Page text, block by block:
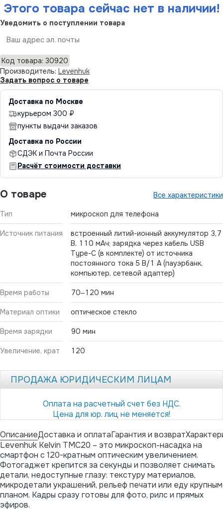
ПРОДАЖА ЮРИДИЧЕСКИМ ЛИЦАМ
Оплата на расчетный счет без НДС.
Цена для юр. лиц не меняется!
О товаре Все характеристики
Тип микроскоп для телефона
Источник питания
встроенный литий-ионный аккумулятор 3,7
В, 110 мАч; зарядка через кабель USB
Type-C (в комплекте) от источника
постоянного тока 5 В/1 А (пауэрбанк,
компьютер, сетевой адаптер)
Время работы 70‒120 мин
Материал оптики оптическое стекло
Время зарядки 90 мин
Увеличение, крат 120
Этого товара сейчас нет в наличии!
Уведомить о поступлении товара
Код товара: 30920
Производитель: Levenhuk
Задать вопрос о товаре
Доставка по Москве
курьером 300 ₽
пункты выдачи заказов
Доставка по России
СДЭК и Почта России
Расчёт стоимости доставки
ОписаниеДоставка и оплатаГарантия и возврат
Levenhuk Kelvin TMC20 – это микроскоп-насадка на
смартфон с 120-кратным оптическим увеличением.
Фотогаджет крепится за секунды и позволяет снимать
детали, недоступные глазу: текстуру материалов,
микродетали украшений, рельеф печати или еду крупным
планом. Кадры сразу готовы для фото, рилс и прямых
эфиров.